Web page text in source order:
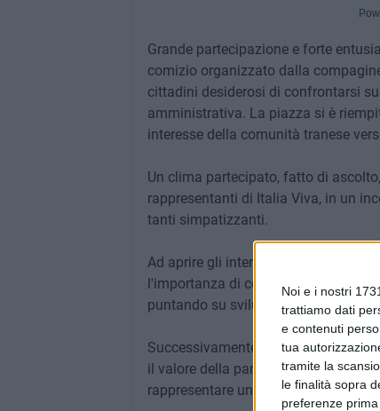
Noi e i nostri 1731
trattiamo dati
e contenuti
tua
tramite la
le finalità sopra
preferenze
Grande partecipazione e forte
comizio organizzato dalla
cittadini desiderosi di confrontarsi
amministrativa. La piazza si è
interesse della comunità tranese
Un clima partecipato, fatto di
rappresentanti di Italia Viva, in un
tanti simpatizzanti.
Ad aprire gli interventi è stato il
l'importanza di costruire una
puntando su sviluppo, servizi
Successivamente ha preso la
il valore della partecipazione
rappresentare un modello di